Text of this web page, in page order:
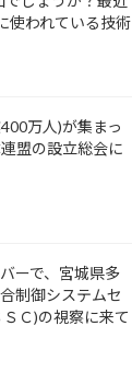
使われている技術
万人)が集まっ
盟の設立総会に
ーで、宮城県多
制御システムセ
Ｃ)の視察に来て